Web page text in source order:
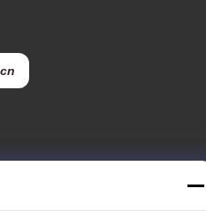
ज़ोन, शांग हैई, चीन 201613